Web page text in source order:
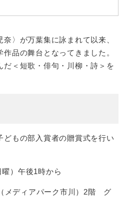
〉が万葉集に詠まれて以来、
品の舞台となってきました。
だ＜短歌・俳句・川柳・詩＞を
どもの部入賞者の贈賞式を行い
）午後1時から
メディアパーク市川）2階 グ